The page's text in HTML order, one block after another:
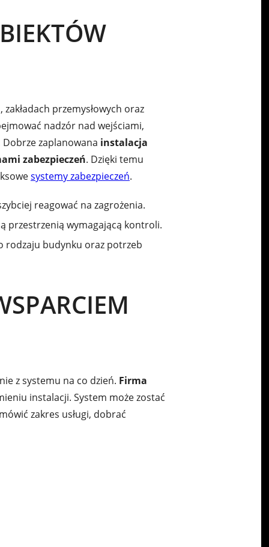
przemysłowych oraz
nadzór nad wejściami,
zaplanowana instalacja
zabezpieczeń. Dzięki temu
systemy zabezpieczeń.
reagować na zagrożenia.
przestrzenią wymagającą kontroli.
rodzaju budynku oraz potrzeb
z systemu na co dzień. Firma
instalacji. System może zostać
zakres usługi, dobrać